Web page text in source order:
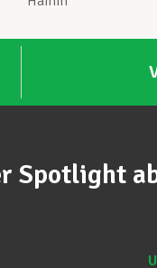
Spotlight